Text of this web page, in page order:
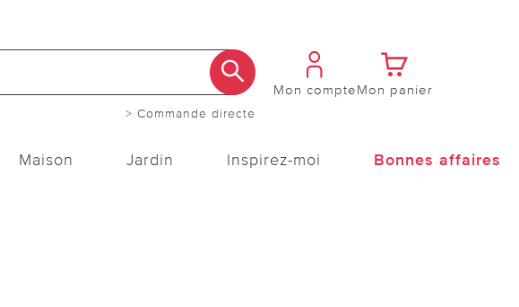
> Commande directe
Mon compteMon panier
Maison Jardin Inspirez-moi Bonnes affaires